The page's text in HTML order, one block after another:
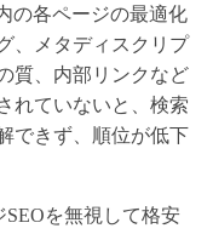
の各ページの最適化
、メタディスクリプ
質、内部リンクなど
れていないと、検索
できず、順位が低下
を無視して格安